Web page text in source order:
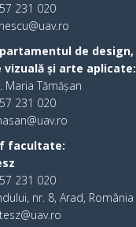
231 020
de design,
vizuală și arte aplicate:
Maria Tămășan
231 020
facultate:
231 020
nr. 8, Arad, România